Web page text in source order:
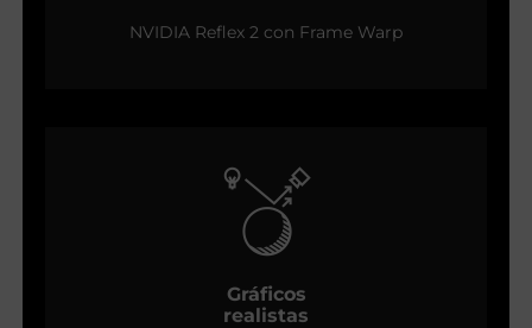
NVIDIA Reflex 2 con Frame Warp
Gráficos
realistas